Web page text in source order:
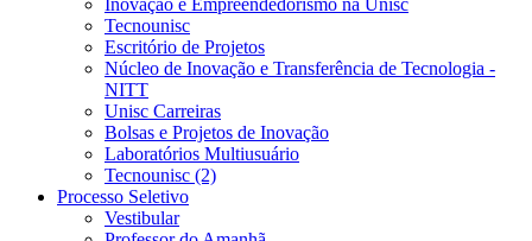
Inovação e Empreendedorismo na Unisc
Tecnounisc
Escritório de Projetos
Núcleo de Inovação e Transferência de Tecnologia -
NITT
Unisc Carreiras
Bolsas e Projetos de Inovação
Laboratórios Multiusuário
Tecnounisc (2)
Processo Seletivo
Vestibular